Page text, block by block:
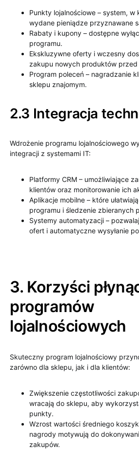
Punkty lojalnościowe – system,
wydane pieniądze przyznawane
Rabaty i kupony – dostępne
programu.
Ekskluzywne oferty i wczesny
zakupu nowych produktów przed
Program poleceń – nagradzanie
sklepu znajomym.
2.3 Integracja
Wdrożenie programu lojalnościowego
integracji z systemami IT:
Platformy CRM – umożliwiające
klientów oraz monitorowanie ich
Aplikacje mobilne – które
programu i śledzenie zbieranych
Systemy automatyzacji –
ofert i automatyczne wysyłanie
3. Korzyści
programów
lojalnościowych
Skuteczny program lojalnościowy
zarówno dla sklepu, jak i dla klientów:
Zwiększenie częstotliwości
wracają do sklepu, aby
punkty.
Wzrost wartości średniego
nagrody motywują do
zakupów.